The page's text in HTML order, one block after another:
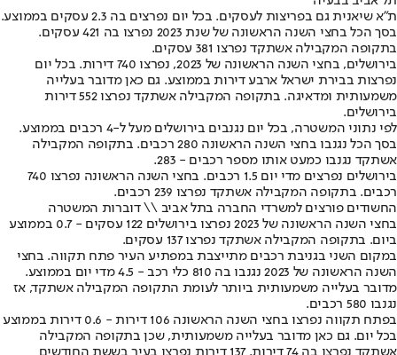
ת"א שיאנית גם בפריצות לעסקים. בכל יום נפרצים בה 2.3 עסקים בממוצע.
בסך הכל בחצי השנה הראשונה של שנת 2023 נפרצו בה 421 עסקים.
בתקופה המקבילה אשתקד נפרצו 381 עסקים.
בירושלים, בחצי השנה הראשונה של 2023, נפרצו 740 דירות. בכל יום
נפרצות בבירת ישראל ארבע דירות בממוצע. גם כאן מדובר בעלייה
משמעותית ומדאיגה. בתקופה המקבילה אשתקד נפרצו 552 דירות
בירושלים.
לפי נתוני המשטרה, בכל יום נגנבים בירושלים מעל ל-4 רכבים בממוצע.
בסך הכל נגנבו בחצי השנה הראשונה 280 רכבים. בתקופה המקבילה
אשתקד נגנבו כמעט אותו מספר רכבים - 283.
בירושלים נפרצים מדי יום 1.5 רכבים. בחצי השנה הראשונה נפרצו 740
רכבים. בתקופה המקבילה אשתקד נפרצו 239 רכבים.
החשודים פורצים למשרדי החברה בתל אביב \\ דוברות המשטרה
בחצי השנה הראשונה של 2023 נפרצו בירושלים 122 עסקים - 0.7 בממוצע
ביום. בתקופה המקבילה אשתקד נפרצו 137 עסקים.
במקום השני בגניבת רכבים מתייצבת במפתיע העיר פתח תקווה. בחצי
השנה הראשונה של 2023 נגנבו בה 810 כלי רכב - 4.5 מדי יום בממוצע.
מדובר בעלייה משמעותית ביותר לעומת התקופה המקבילה אשתקד, אז
נגנבו 580 רכבים.
בפתח תקווה נפרצו בחצי השנה הראשונה 106 דירות - 0.6 דירות בממוצע
בכל יום. גם כאן מדובר בעלייה משמעותית, שכן בתקופה המקבילה
אשתקד נפרצו בה 74 דירות. 137 דירות נפרצו בעיר בששת החודשים